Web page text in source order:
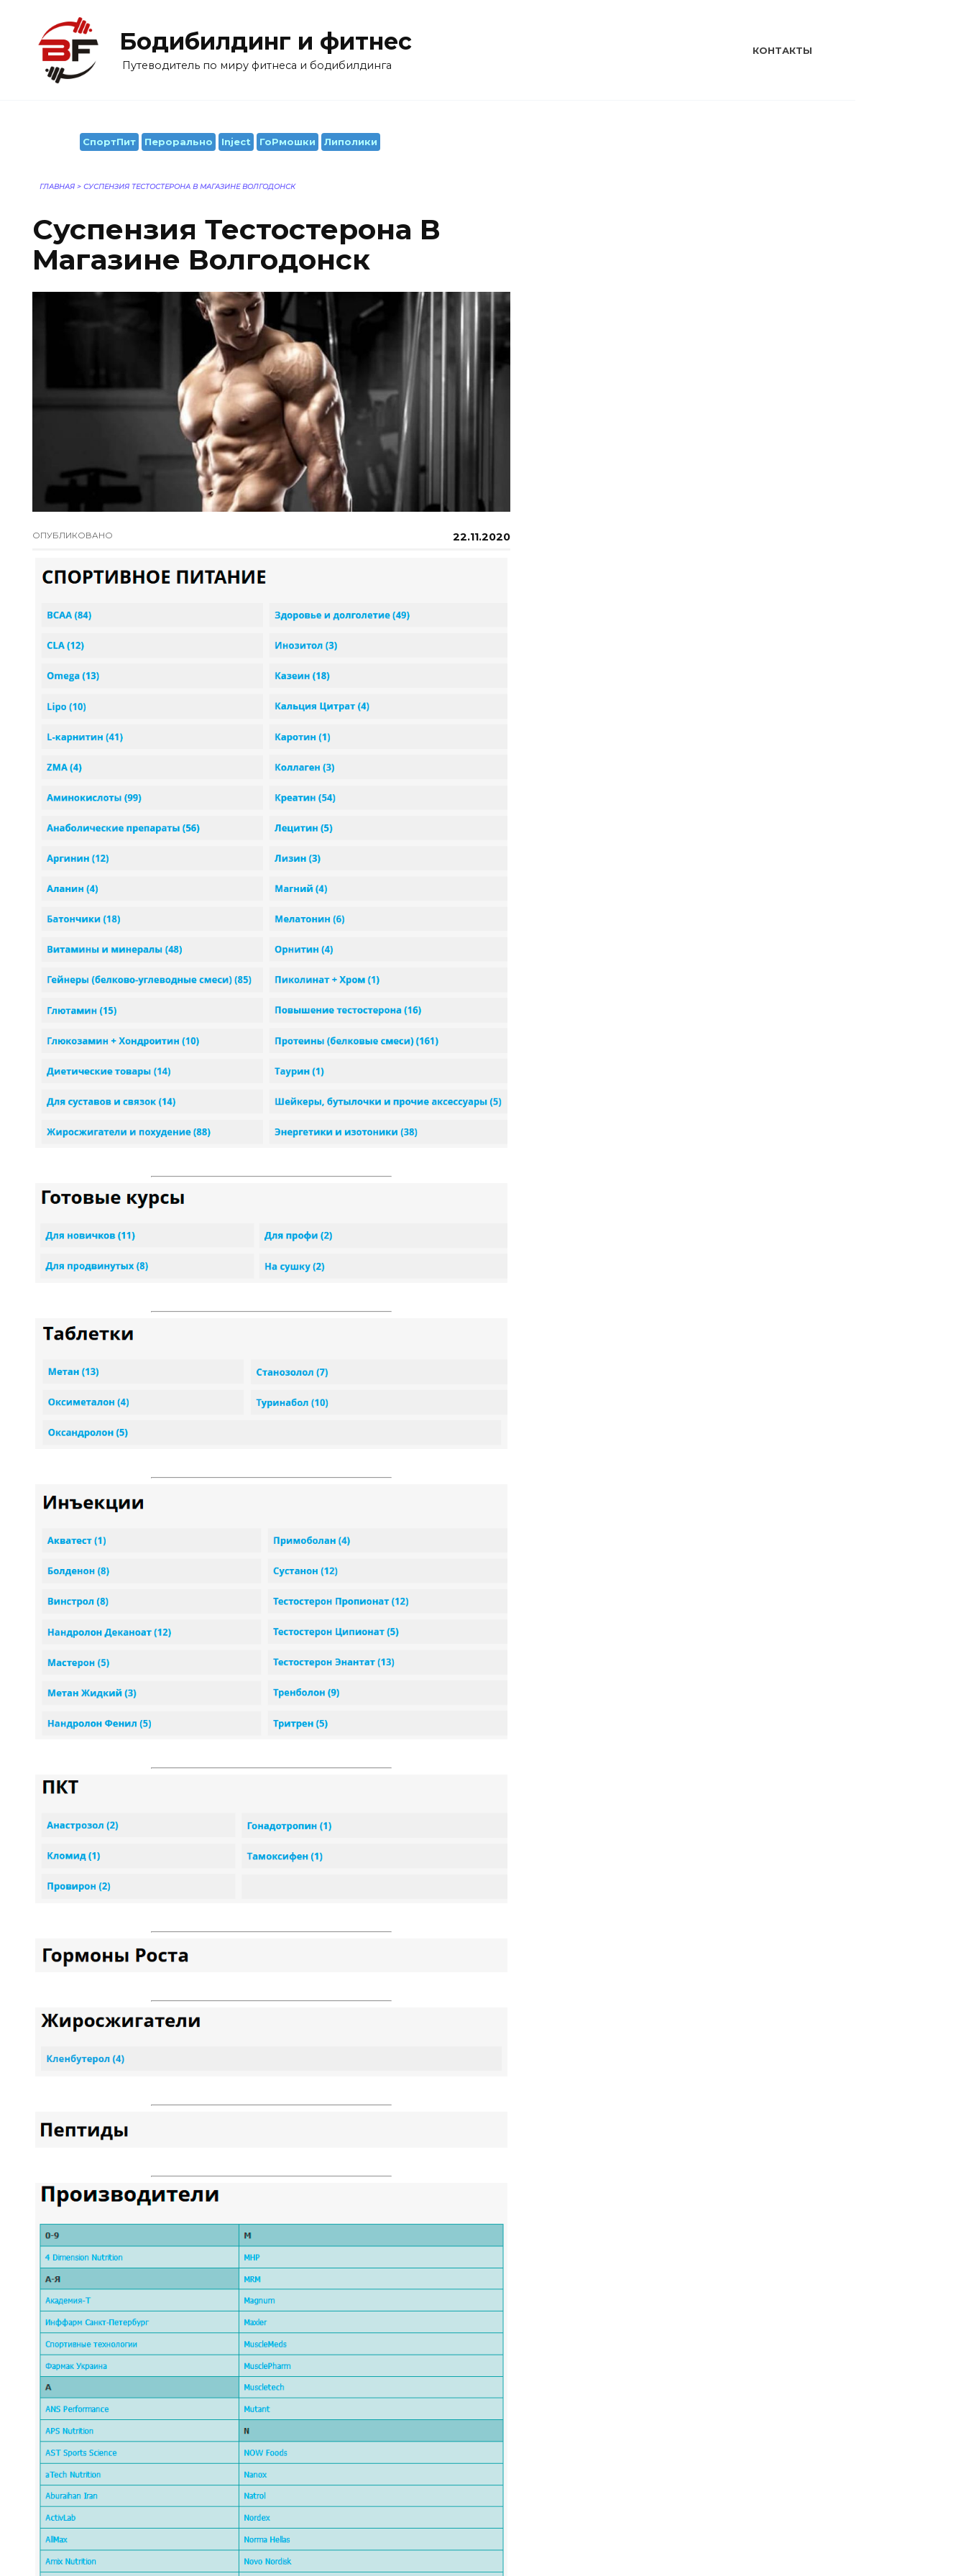
содержанию
Бодибилдинг и фитнес
Путеводитель по миру фитнеса и бодибилдинга
КОНТАКТЫ
СпортПит Перорально Inject ГоРмошки Липолики
ГЛАВНАЯ > СУСПЕНЗИЯ ТЕСТОСТЕРОНА В МАГАЗИНЕ ВОЛГОДОНСК
Суспензия Тестостерона В
Магазине Волгодонск
ОПУБЛИКОВАНО 22.11.2020